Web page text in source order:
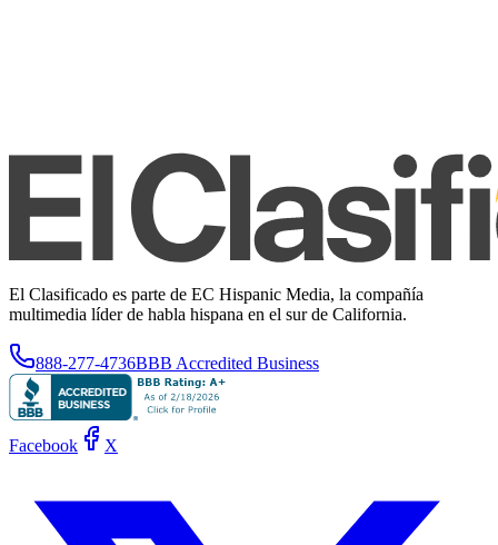
El Clasificado es parte de EC Hispanic Media, la compañía
multimedia líder de habla hispana en el sur de California.
888-277-4736BBB Accredited Business
Facebook X